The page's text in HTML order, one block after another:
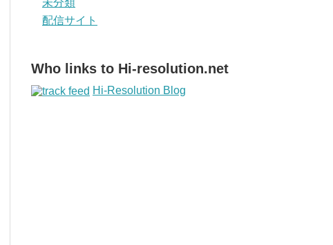
未分類
配信サイト
Who links to Hi-resolution.net
Hi-Resolution Blog